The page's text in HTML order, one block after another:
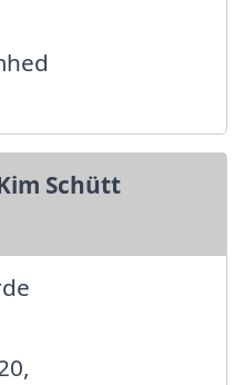
Schütt